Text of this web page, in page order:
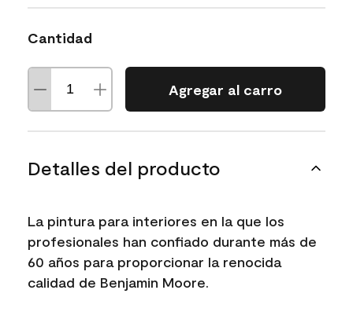
Cantidad
Agregar al carro
Detalles del producto
La pintura para interiores en la que los
profesionales han confiado durante más de
60 años para proporcionar la renocida
calidad de Benjamin Moore.